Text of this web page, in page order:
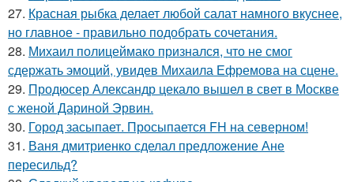
27. Красная рыбка делает любой салат намного вкуснее,
но главное - правильно подобрать сочетания.
28. Михаил полицеймако признался, что не смог
сдержать эмоций, увидев Михаила Ефремова на сцене.
29. Продюсер Александр цекало вышел в свет в Москве
с женой Дариной Эрвин.
30. Город засыпает. Просыпается FH на северном!
31. Ваня дмитриенко сделал предложение Ане
пересильд?